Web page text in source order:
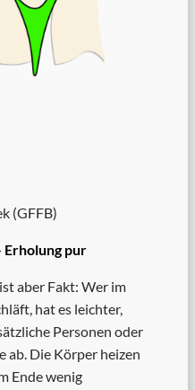
(GFFB)
Erholung pur
aber Fakt: Wer im
hat es leichter,
Personen oder
ab. Die Körper heizen
Ende wenig